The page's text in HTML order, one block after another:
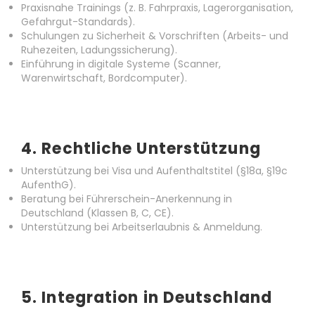
Praxisnahe Trainings (z. B. Fahrpraxis, Lagerorganisation,
Gefahrgut-Standards).
Schulungen zu Sicherheit & Vorschriften (Arbeits- und
Ruhezeiten, Ladungssicherung).
Einführung in digitale Systeme (Scanner,
Warenwirtschaft, Bordcomputer).
4. Rechtliche Unterstützung
Unterstützung bei Visa und Aufenthaltstitel (§18a, §19c
AufenthG).
Beratung bei Führerschein-Anerkennung in
Deutschland (Klassen B, C, CE).
Unterstützung bei Arbeitserlaubnis & Anmeldung.
5. Integration in Deutschland